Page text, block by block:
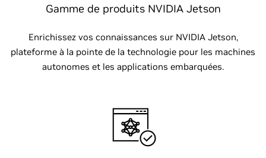
Gamme de produits NVIDIA Jetson
Enrichissez vos connaissances sur NVIDIA Jetson,
plateforme à la pointe de la technologie pour les machines
autonomes et les applications embarquées.